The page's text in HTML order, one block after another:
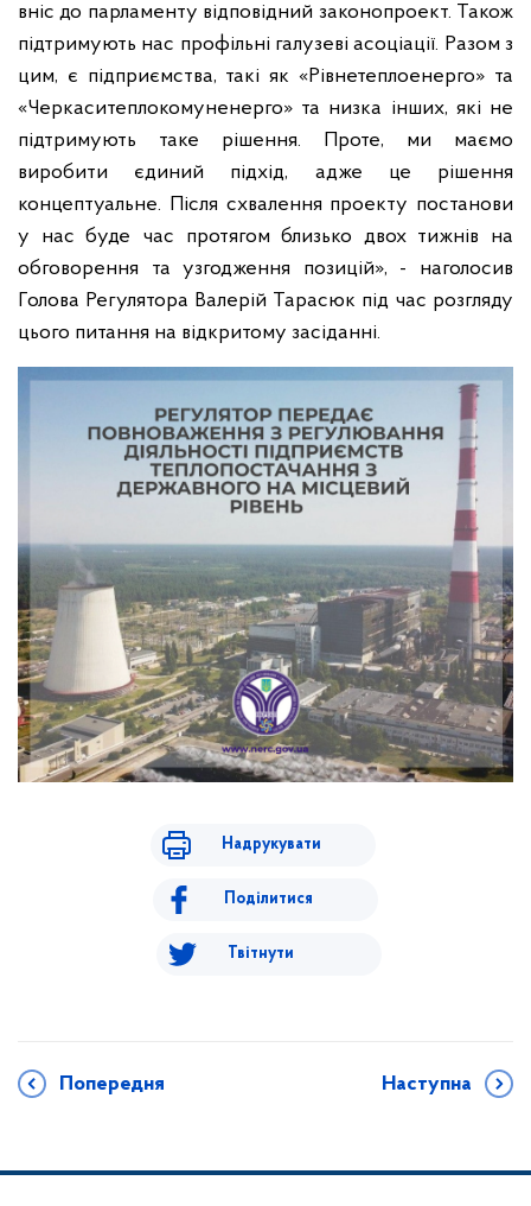
вніс до парламенту відповідний законопроект. Також
підтримують нас профільні галузеві асоціації. Разом з
цим, є підприємства, такі як «Рівнетеплоенерго» та
«Черкаситеплокомуненерго» та низка інших, які не
підтримують таке рішення. Проте, ми маємо
виробити єдиний підхід, адже це рішення
концептуальне. Після схвалення проекту постанови
у нас буде час протягом близько двох тижнів на
обговорення та узгодження позицій», - наголосив
Голова Регулятора Валерій Тарасюк під час розгляду
цього питання на відкритому засіданні.
Надрукувати
Поділитися
Твітнути
Попередня Наступна